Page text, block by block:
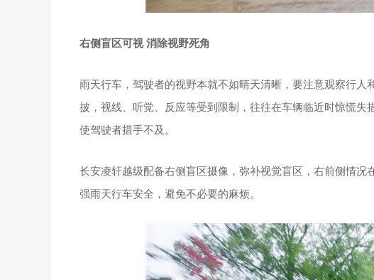
右侧盲区可视 消除视野死角
雨天行车，驾驶者的视野本就不如晴天清晰，要注意观察行
披，视线、听觉、反应等受到限制，往往在车辆临近时惊慌
使驾驶者措手不及。
长安凌轩越级配备右侧盲区摄像，弥补视觉盲区，右前侧情
强雨天行车安全，避免不必要的麻烦。